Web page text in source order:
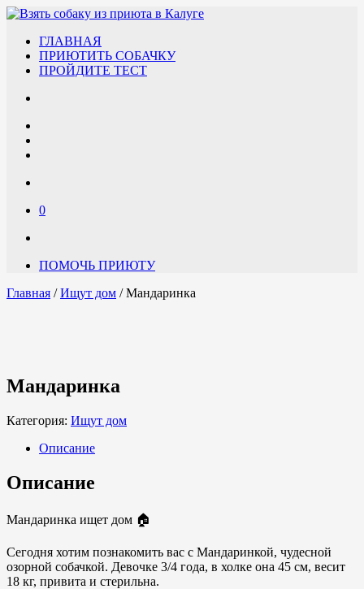
ГЛАВНАЯ
ПРИЮТИТЬ СОБАЧКУ
ПРОЙДИТЕ ТЕСТ
0
ПОМОЧЬ ПРИЮТУ
Главная /Ищут дом / Мандаринка
Мандаринка
Категория: Ищут дом
Описание
Описание
Мандаринка ищет дом 🏠
Сегодня хотим познакомить вас с Мандаринкой, чудесной
озорной собачкой. Девочке 3/4 года, в холке она 45 см, весит
18 кг, привита и стерильна.